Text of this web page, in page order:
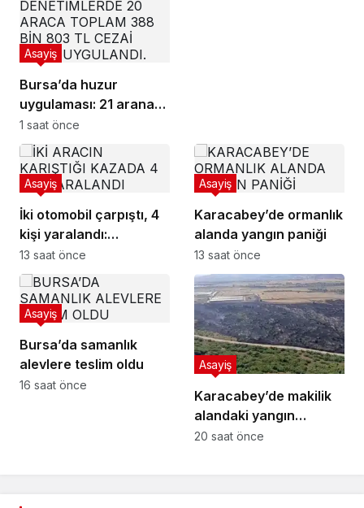
Bursa’da huzur
uygulaması: 21 aranan
şahıs yakalandı, 388
bin TL ceza kesildi
Asayiş
1 saat önce
İki otomobil çarpıştı, 4
kişi yaralandı:
Motosikletli çift
kazadan kıl payı
kurtuldu
Asayiş
13 saat önce
Karacabey’de ormanlık
alanda yangın paniği
Asayiş
13 saat önce
Bursa’da samanlık
alevlere teslim oldu
Asayiş
16 saat önce
Karacabey’de makilik
alandaki yangın
fabrikaya ulaşmadan
Asayiş
20 saat önce